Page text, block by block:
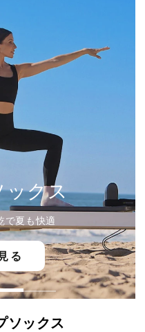
ックス
で夏も快適
る
ソックス